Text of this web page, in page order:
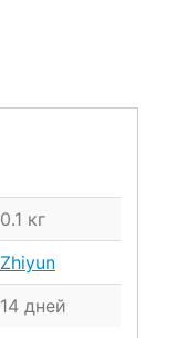
0.1 кг
Zhiyun
14 дней